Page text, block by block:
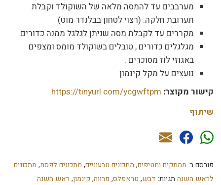
מערבבים עד להמסה מלאה של השוקולד וקבלת
תערובת חלקה. (רצוי לטחון בבלנדר מוט)
מקררים עד לקבלת מסה שניתן לגלגל ממנה כדורים.
מגלגלים כדורים , טובלים בשוקולד מומס ומצפים
באגוזי לוז מסוכרים .
נועצים על מקל קינמון
קישור מקוצר: https://tinyurl.com/ycgwftpm
שיתוף
פורסם ב: ממתקים וחטיפים, מתכונים טבעוניים, מתכונים לפסח, מתכונים
לראש השנה תגיות: דבש, טראפלס, פרווה, קינמון, ראש השנה